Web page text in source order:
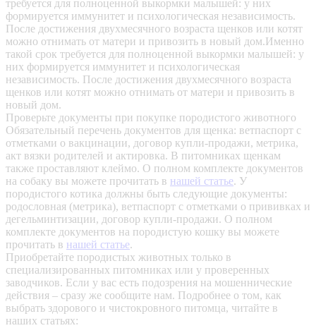
требуется для полноценной выкормки малышей: у них
формируется иммунитет и психологическая независимость.
После достижения двухмесячного возраста щенков или котят
можно отнимать от матери и привозить в новый дом.Именно
такой срок требуется для полноценной выкормки малышей: у
них формируется иммунитет и психологическая
независимость. После достижения двухмесячного возраста
щенков или котят можно отнимать от матери и привозить в
новый дом.
Проверьте документы при покупке породистого животного
Обязательный перечень документов для щенка: ветпаспорт с
отметками о вакцинации, договор купли-продажи, метрика,
акт вязки родителей и актировка. В питомниках щенкам
также проставляют клеймо. О полном комплекте документов
на собаку вы можете прочитать в нашей статье. У
породистого котика должны быть следующие документы:
родословная (метрика), ветпаспорт с отметками о прививках и
дегельминтизации, договор купли-продажи. О полном
комплекте документов на породистую кошку вы можете
прочитать в нашей статье.
Приобретайте породистых животных только в
специализированных питомниках или у проверенных
заводчиков. Если у вас есть подозрения на мошеннические
действия – сразу же сообщите нам. Подробнее о том, как
выбрать здорового и чистокровного питомца, читайте в
наших статьях: